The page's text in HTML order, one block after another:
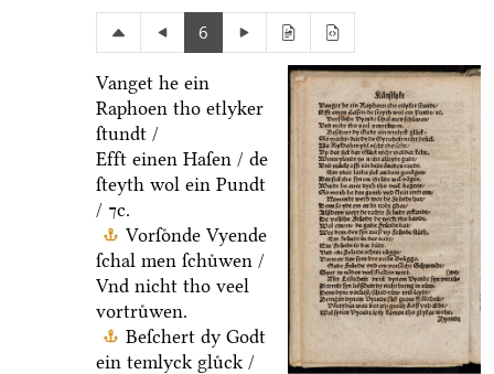
6
Vanget he ein
Raphoen tho etlyker
ſtundt /
Efft einen Haſen / de
ſteyth wol ein Pundt
/ ⁊c.
Vorſoͤnde Vyende
ſchal men ſchuͤwen /
Vnd nicht tho veel
vortruͤwen.
Beſchert dy Godt
ein temlyck gluͤck /